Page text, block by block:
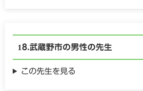
武蔵野市の男性の先生
この先生を見る